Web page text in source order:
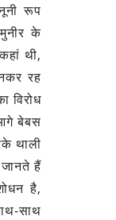
रूप
के
थी,
रह
विरोध
बेबस
थाली
हैं
है,
साथ